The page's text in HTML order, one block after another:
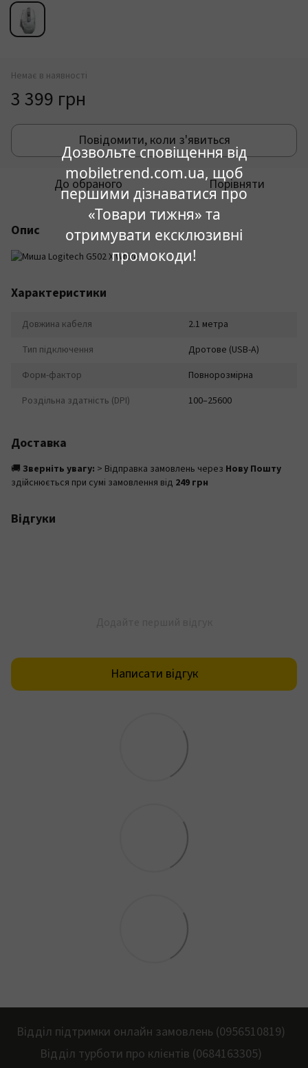
Дозвольте сповіщення від
mobiletrend.com.ua, щоб
першими дізнаватися про
«Товари тижня» та
отримувати ексклюзивні
промокоди!
Немає в наявності
3 399 грн
Повідомити, коли з'явиться
До обраного Порівняти
Опис
Характеристики
Довжина кабеля
2.1 метра
Тип підключення
Дротове (USB-A)
Форм-фактор
Повнорозмірна
Роздільна здатність (DPI)
100–25600
Доставка
🚚 Зверніть увагу: > Відправка замовлень через Нову Пошту
здійснюється при сумі замовлення від 249 грн
Відгуки
Написати відгук
Відділ підтримки онлайн замовлень (0956510819)
Відділ турботи про клієнтів (0684163305)